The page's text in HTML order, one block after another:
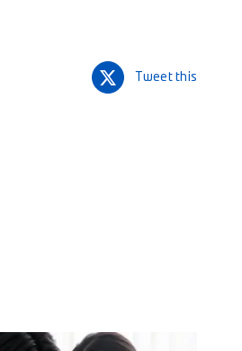
Tweet this